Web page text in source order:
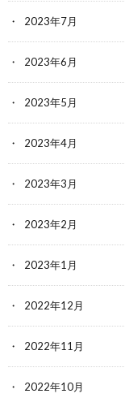
2023年7月
2023年6月
2023年5月
2023年4月
2023年3月
2023年2月
2023年1月
2022年12月
2022年11月
2022年10月